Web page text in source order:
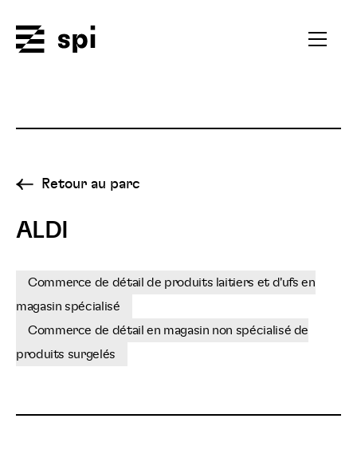
Ouvrir
Retour au parc
ALDI
Commerce de détail de produits laitiers et d'ufs en
magasin spécialisé
Commerce de détail en magasin non spécialisé de
produits surgelés